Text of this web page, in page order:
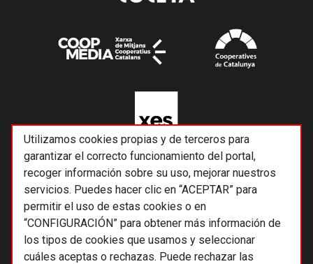
Utilizamos cookies propias y de terceros para
garantizar el correcto funcionamiento del portal,
recoger información sobre su uso, mejorar nuestros
servicios. Puedes hacer clic en “ACEPTAR” para
permitir el uso de estas cookies o en
“CONFIGURACIÓN” para obtener más información de
los tipos de cookies que usamos y seleccionar
cuáles aceptas o rechazas. Puede rechazar las